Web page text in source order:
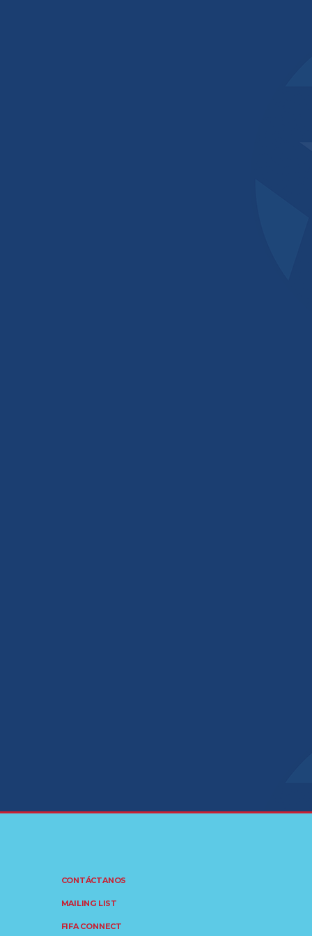
CONTÁCTANOS
MAILING LIST
FIFA CONNECT